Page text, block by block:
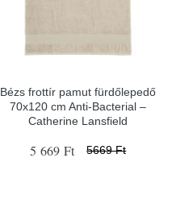
Bézs frottír pamut fürdőlepedő
70x120 cm Anti-Bacterial –
Catherine Lansfield
5 669 Ft 5669 Ft